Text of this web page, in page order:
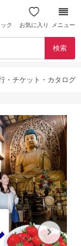
ク お気に入り メニュー
検索
・チケット・カタログ